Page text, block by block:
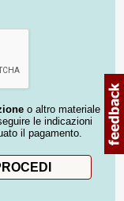
o altro materiale
le indicazioni
il pagamento.